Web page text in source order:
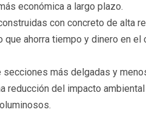
económica a largo plazo.
con concreto de alta
ahorra tiempo y dinero en el
más delgadas y
reducción del impacto